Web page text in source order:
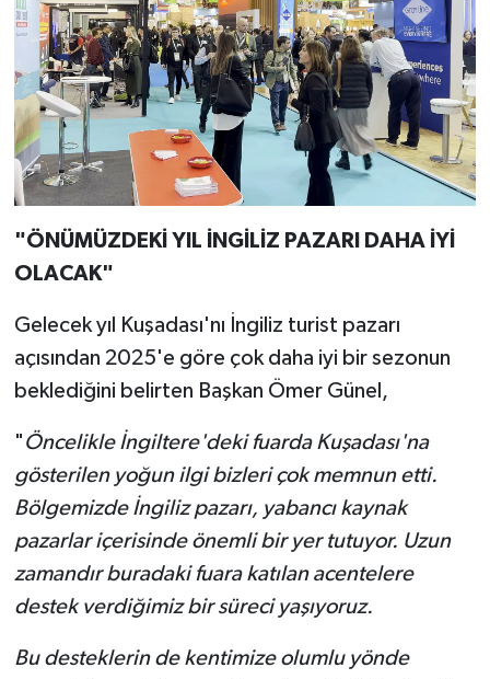
"ÖNÜMÜZDEKİ YIL İNGİLİZ PAZARI DAHA İYİ
OLACAK"
Gelecek yıl Kuşadası'nı İngiliz turist pazarı
açısından 2025'e göre çok daha iyi bir sezonun
beklediğini belirten Başkan Ömer Günel,
" Öncelikle İngiltere'deki fuarda Kuşadası'na
gösterilen yoğun ilgi bizleri çok memnun etti.
Bölgemizde İngiliz pazarı, yabancı kaynak
pazarlar içerisinde önemli bir yer tutuyor. Uzun
zamandır buradaki fuara katılan acentelere
destek verdiğimiz bir süreci yaşıyoruz.
Bu desteklerin de kentimize olumlu yönde